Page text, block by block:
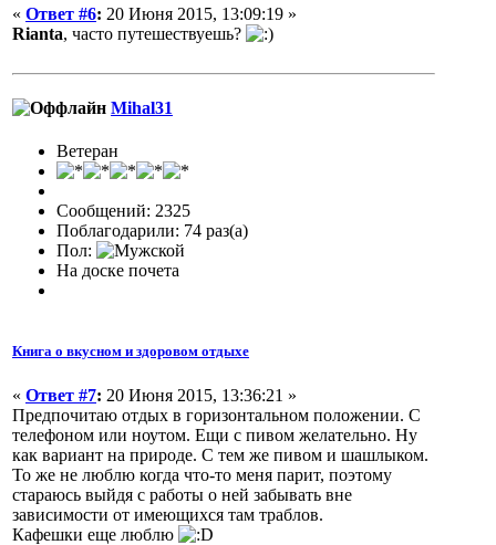
« Ответ #6: 20 Июня 2015, 13:09:19 »
Rianta, часто путешествуешь?
Mihal31
Ветеран
Сообщений: 2325
Поблагодарили: 74 раз(а)
Пол:
На доске почета
Книга о вкусном и здоровом отдыхе
« Ответ #7: 20 Июня 2015, 13:36:21 »
Предпочитаю отдых в горизонтальном положении. С
телефоном или ноутом. Ещи с пивом желательно. Ну
как вариант на природе. С тем же пивом и шашлыком.
То же не люблю когда что-то меня парит, поэтому
стараюсь выйдя с работы о ней забывать вне
зависимости от имеющихся там траблов.
Кафешки еще люблю